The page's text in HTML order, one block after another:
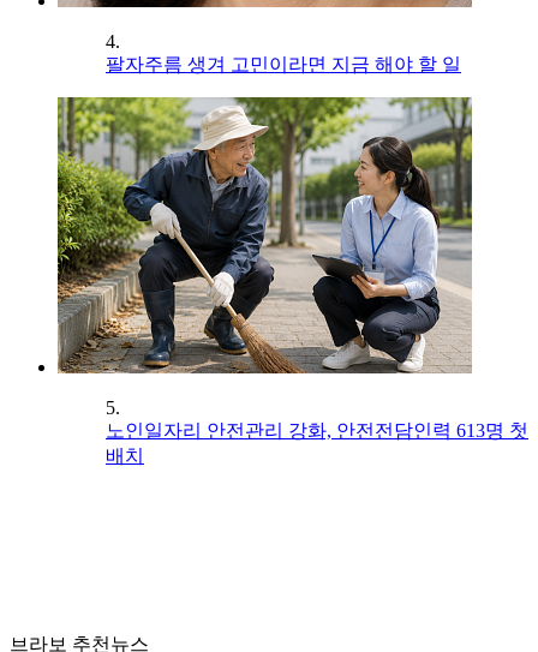
4.
팔자주름 생겨 고민이라면 지금 해야 할 일
5.
노인일자리 안전관리 강화, 안전전담인력 613명 첫
배치
브라보 추천뉴스